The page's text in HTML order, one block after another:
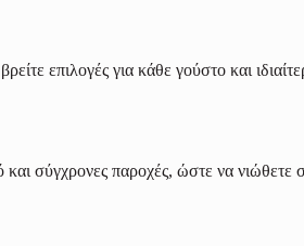
επιλογές για κάθε γούστο και
και σύγχρονες παροχές, ώστε να νιώθετε